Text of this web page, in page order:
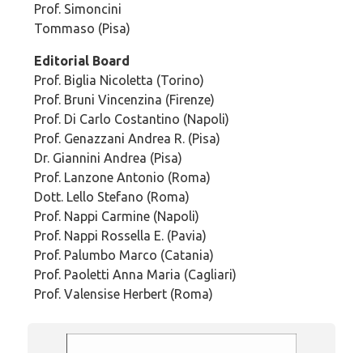
Prof. Simoncini
Tommaso (Pisa)
Editorial Board
Prof. Biglia Nicoletta (Torino)
Prof. Bruni Vincenzina (Firenze)
Prof. Di Carlo Costantino (Napoli)
Prof. Genazzani Andrea R. (Pisa)
Dr. Giannini Andrea (Pisa)
Prof. Lanzone Antonio (Roma)
Dott. Lello Stefano (Roma)
Prof. Nappi Carmine (Napoli)
Prof. Nappi Rossella E. (Pavia)
Prof. Palumbo Marco (Catania)
Prof. Paoletti Anna Maria (Cagliari)
Prof. Valensise Herbert (Roma)